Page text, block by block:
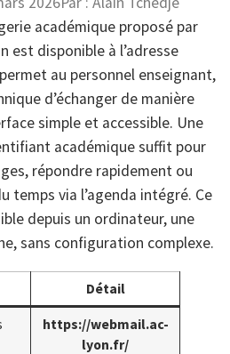
académique proposé par
est disponible à l’adresse
au personnel enseignant,
d’échanger de manière
simple et accessible. Une
académique suffit pour
répondre rapidement ou
temps via l’agenda intégré. Ce
depuis un ordinateur, une
sans configuration complexe.
Détail
https://webmail.ac-
lyon.fr/